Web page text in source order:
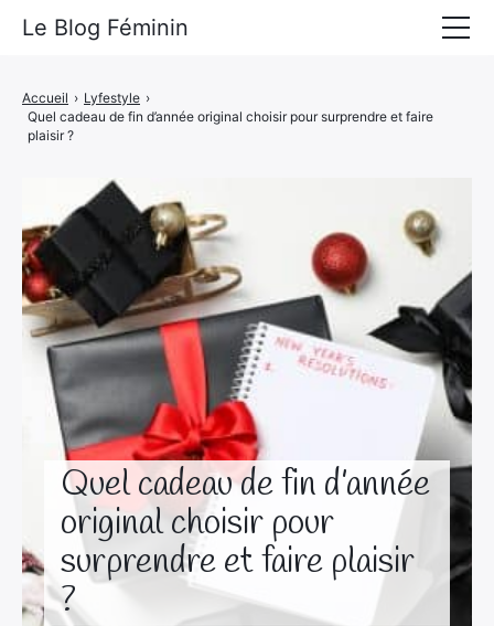
Quel cadeau de fin d’année
original choisir pour
surprendre et faire plaisir
?
Accueil › Lyfestyle ›
Quel cadeau de fin d’année original choisir pour surprendre et faire
plaisir ?
Le Blog Féminin
Alimentation
Beauté
Bien-être
Voyages
Déco & Maison
Amour